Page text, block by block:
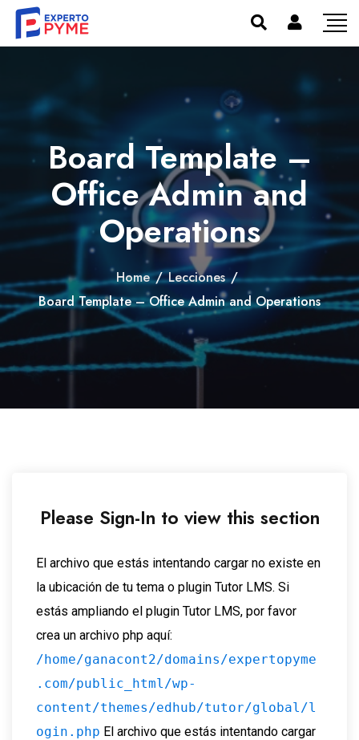
Board Template –
Office Admin and
Operations
Home / Lecciones /
Board Template – Office Admin and Operations
Please Sign-In to view this section
El archivo que estás intentando cargar no existe en
la ubicación de tu tema o plugin Tutor LMS. Si
estás ampliando el plugin Tutor LMS, por favor
crea un archivo php aquí:
/home/ganacont2/domains/expertopyme
.com/public_html/wp-
content/themes/edhub/tutor/global/l
ogin.php El archivo que estás intentando cargar